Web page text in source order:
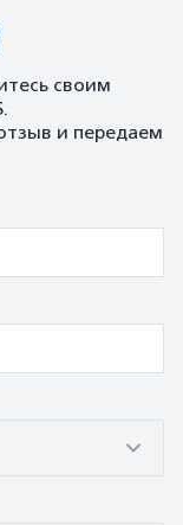
своим
и передаем